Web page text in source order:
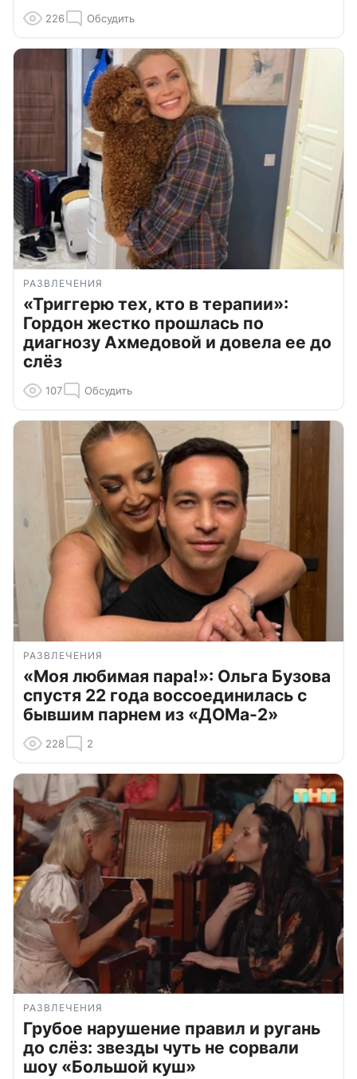
226 Обсудить
РАЗВЛЕЧЕНИЯ
«Триггерю тех, кто в терапии»:
Гордон жестко прошлась по
диагнозу Ахмедовой и довела ее до
слёз
107 Обсудить
РАЗВЛЕЧЕНИЯ
«Моя любимая пара!»: Ольга Бузова
спустя 22 года воссоединилась с
бывшим парнем из «ДОМа-2»
228 2
РАЗВЛЕЧЕНИЯ
Грубое нарушение правил и ругань
до слёз: звезды чуть не сорвали
шоу «Большой куш»